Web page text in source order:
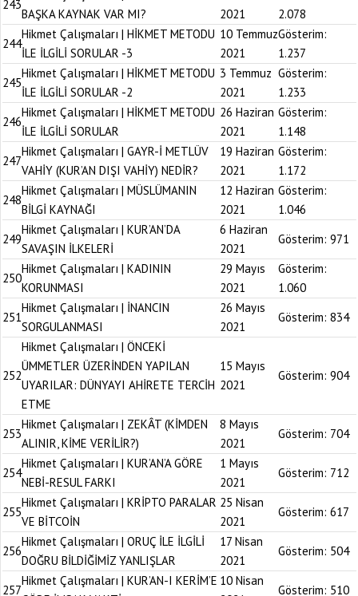
243
BAŞKA KAYNAK VAR MI?
2021
2.078
244
Hikmet Çalışmaları | HİKMET METODU
İLE İLGİLİ SORULAR -3
10 Temmuz
2021
Gösterim:
1.237
245
Hikmet Çalışmaları | HİKMET METODU
İLE İLGİLİ SORULAR -2
3 Temmuz
2021
Gösterim:
1.233
246
Hikmet Çalışmaları | HİKMET METODU
İLE İLGİLİ SORULAR
26 Haziran
2021
Gösterim:
1.148
247
Hikmet Çalışmaları | GAYR-İ METLÜV
VAHİY (KUR’AN DIŞI VAHİY) NEDİR?
19 Haziran
2021
Gösterim:
1.172
248
Hikmet Çalışmaları | MÜSLÜMANIN
BİLGİ KAYNAĞI
12 Haziran
2021
Gösterim:
1.046
249
Hikmet Çalışmaları | KUR’AN’DA
SAVAŞIN İLKELERİ
6 Haziran
2021
Gösterim: 971
250
Hikmet Çalışmaları | KADININ
KORUNMASI
29 Mayıs
2021
Gösterim:
1.060
251
Hikmet Çalışmaları | İNANCIN
SORGULANMASI
26 Mayıs
2021
Gösterim: 834
252
Hikmet Çalışmaları | ÖNCEKİ
ÜMMETLER ÜZERİNDEN YAPILAN
UYARILAR: DÜNYAYI AHİRETE TERCİH
ETME
15 Mayıs
2021
Gösterim: 904
253
Hikmet Çalışmaları | ZEKÂT (KİMDEN
ALINIR, KİME VERİLİR?)
8 Mayıs
2021
Gösterim: 704
254
Hikmet Çalışmaları | KUR’AN’A GÖRE
NEBİ-RESUL FARKI
1 Mayıs
2021
Gösterim: 712
255
Hikmet Çalışmaları | KRİPTO PARALAR
VE BİTCOİN
25 Nisan
2021
Gösterim: 617
256
Hikmet Çalışmaları | ORUÇ İLE İLGİLİ
DOĞRU BİLDİĞİMİZ YANLIŞLAR
17 Nisan
2021
Gösterim: 504
257
Hikmet Çalışmaları | KUR’AN-I KERİM’E 10 Nisan
Gösterim: 510